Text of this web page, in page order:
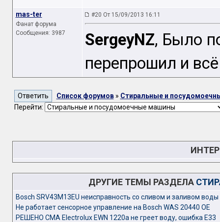
mas-ter
Фанат форума
Сообщения: 3987
#20 От 15/09/2013 16:11
SergeyNZ, Было
перепрошил и
Список форумов» Стиральные и
Перейти:
ДРУГИЕ ТЕМЫ РАЗДЕЛА
Bosch SRV43M13EU неисправность со сливом и заливом воды
Не работает сенсорное управление на Bosch WAS 20440 OE
РЕШЕНО СМА Electrolux EWN 1220a не греет воду, ошибка Е33